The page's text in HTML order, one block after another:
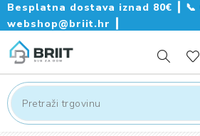
Besplatna dostava iznad 80€ ┃ 📞
webshop@briit.hr